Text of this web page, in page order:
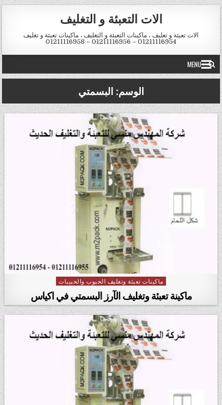
Skip to content
الات التعبئة و التغليف
الات تعبئة و تغليف ، ماكينات التعبئة و التغليف ، ماكينات تعبئة و تغليف
01211116954 – 01211116956 – 01211116958
MENU
الوسم: البسمتي
Posted in
ماكينات تعبئة وتغليف الحبوب والحبيبات
ماكينة تعبئة وتغليف الآرز البسمتي في اكياس